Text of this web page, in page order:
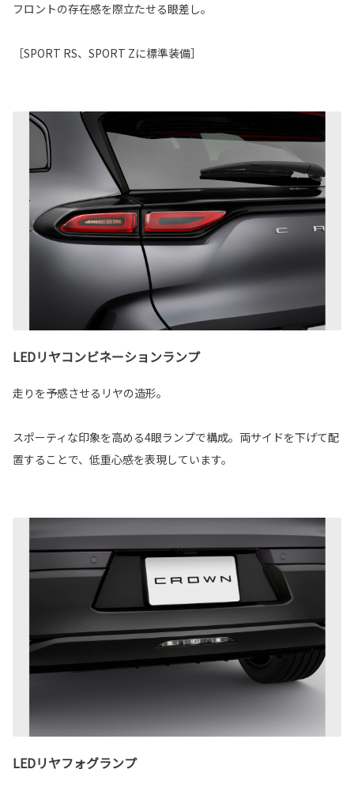
フロントの存在感を際立たせる眼差し。
［SPORT RS、SPORT Zに標準装備］
LEDリヤコンビネーションランプ
走りを予感させるリヤの造形。
スポーティな印象を高める4眼ランプで構成。両サイドを下げて配
置することで、低重心感を表現しています。
LEDリヤフォグランプ